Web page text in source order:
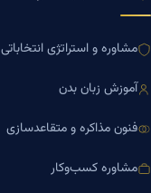
مشاوره و استراتژی انتخاباتی
آموزش زبان بدن
فنون مذاکره و متقاعدسازی
مشاوره کسب‌وکار